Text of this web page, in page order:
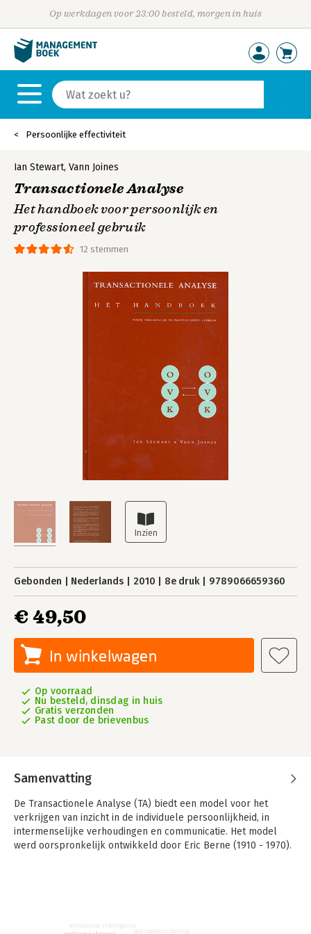
Op werkdagen voor 23:00 besteld, morgen in huis
Persoonlijke effectiviteit
12 stemmen
Ian Stewart, Vann Joines
Transactionele Analyse
Het handboek voor persoonlijk en
professioneel gebruik
Gebonden Nederlands 2010 8e druk 9789066659360
€ 49,50
In winkelwagen
Op voorraad
Nu besteld, dinsdag in huis
Gratis verzonden
Past door de brievenbus
Samenvatting
De Transactionele Analyse (TA) biedt een model voor het
verkrijgen van inzicht in de individuele persoonlijkheid, in
intermenselijke verhoudingen en communicatie. Het model
werd oorspronkelijk ontwikkeld door Eric Berne (1910 - 1970).
de begrippen en concepten van de Transactionele Analyse op
emotionele intelligentie
gedragsverandering